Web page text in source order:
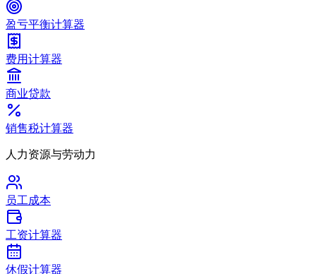
盈亏平衡计算器
费用计算器
商业贷款
销售税计算器
人力资源与劳动力
员工成本
工资计算器
休假计算器